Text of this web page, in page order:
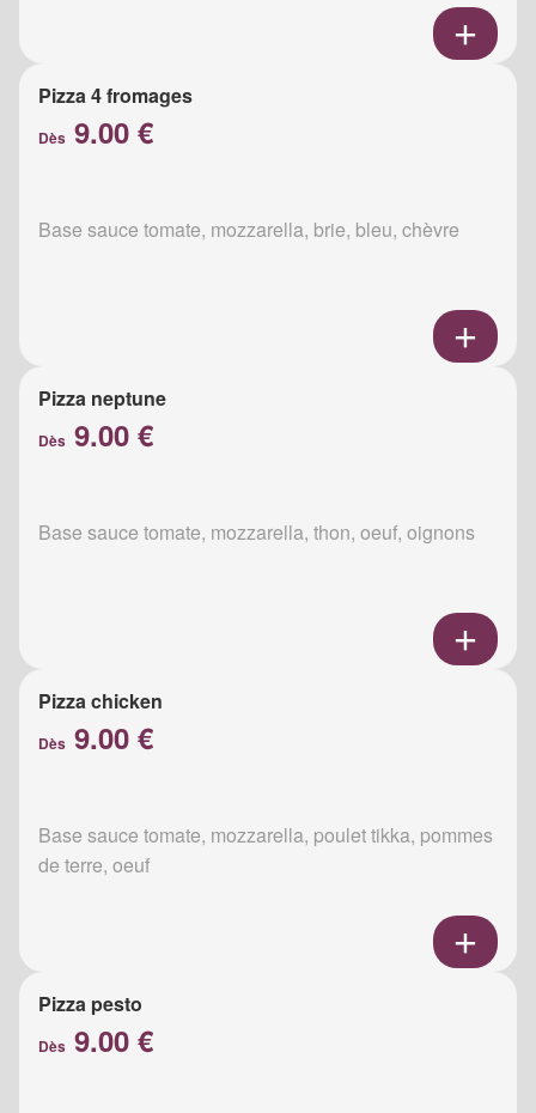
Pizza 4 fromages
Dès 9.00 €
Base sauce tomate, mozzarella, brie, bleu, chèvre
Pizza neptune
Dès 9.00 €
Base sauce tomate, mozzarella, thon, oeuf, oignons
Pizza chicken
Dès 9.00 €
Base sauce tomate, mozzarella, poulet tikka, pommes
de terre, oeuf
Pizza pesto
Dès 9.00 €